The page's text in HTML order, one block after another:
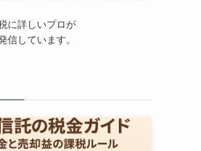
に詳しいプロが
信しています。